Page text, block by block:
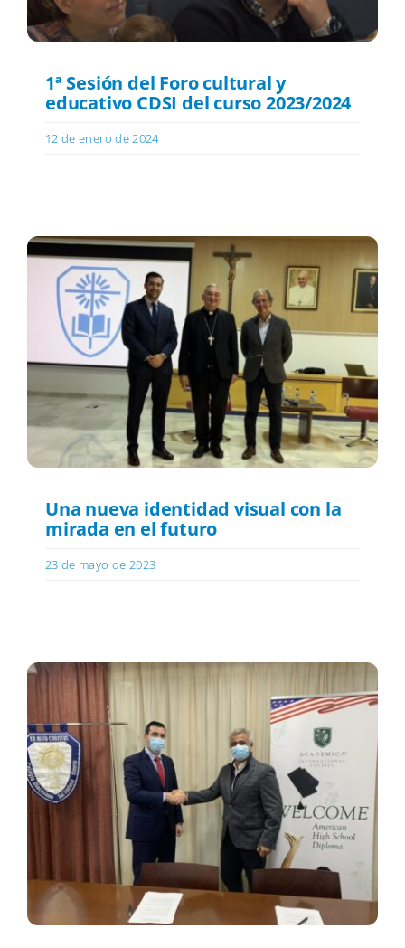
1ª Sesión del Foro cultural y
educativo CDSI del curso 2023/2024
12 de enero de 2024
Una nueva identidad visual con la
mirada en el futuro
23 de mayo de 2023